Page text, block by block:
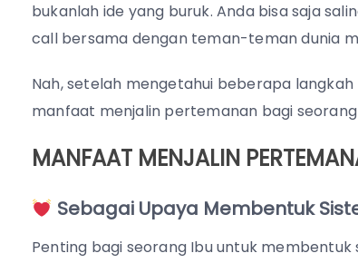
bukanlah ide yang buruk. Anda bisa saja
call bersama dengan teman-teman dunia
Nah, setelah mengetahui beberapa
manfaat menjalin pertemanan bagi seorang
MANFAAT MENJALIN
Sebagai Upaya Membentuk
Penting bagi seorang Ibu untuk